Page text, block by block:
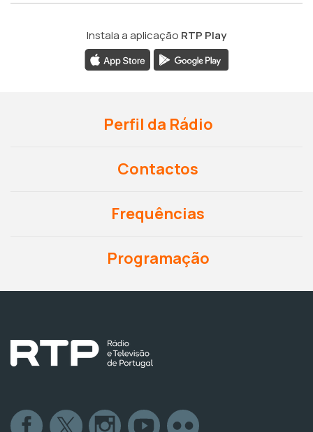
Instala a aplicação RTP Play
Perfil da Rádio
Contactos
Frequências
Programação